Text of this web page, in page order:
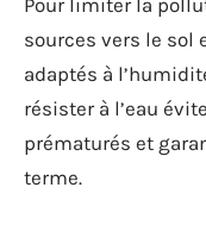
Pour limiter la
sources vers le
adaptés à
résister à l’eau
prématurés et
terme.